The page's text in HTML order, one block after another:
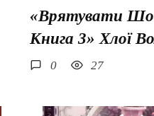
«Врятувати
Книга 3» Хлої
0 27